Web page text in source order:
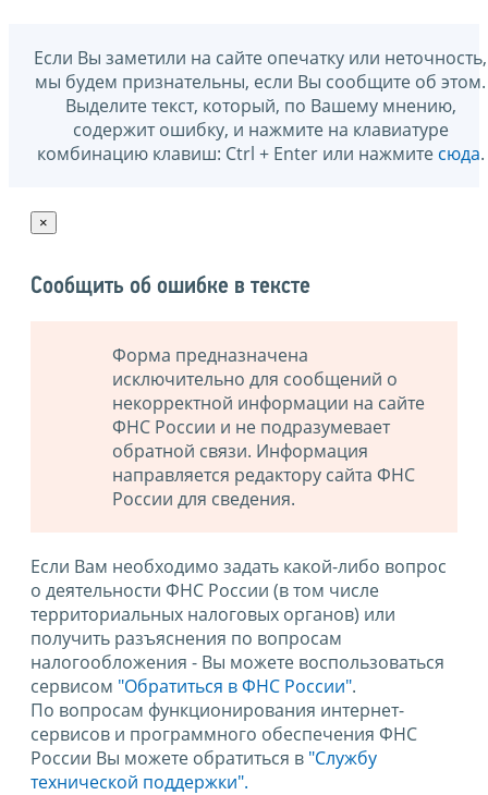
Если Вы заметили на сайте опечатку или неточность,
мы будем признательны, если Вы сообщите об этом.
Выделите текст, который, по Вашему мнению,
содержит ошибку, и нажмите на клавиатуре
комбинацию клавиш: Ctrl + Enter или нажмите сюда.
×
Сообщить об ошибке в тексте
Форма предназначена
исключительно для сообщений о
некорректной информации на сайте
ФНС России и не подразумевает
обратной связи. Информация
направляется редактору сайта ФНС
России для сведения.
Если Вам необходимо задать какой-либо вопрос
о деятельности ФНС России (в том числе
территориальных налоговых органов) или
получить разъяснения по вопросам
налогообложения - Вы можете воспользоваться
сервисом "Обратиться в ФНС России".
По вопросам функционирования интернет-
сервисов и программного обеспечения ФНС
России Вы можете обратиться в "Службу
технической поддержки".